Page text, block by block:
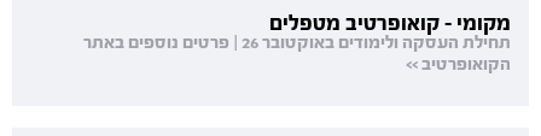
מקומי - קואופרטיב מטפלים
תחילת העסקה ולימודים באוקטובר 26 | פרטים נוספים באתר
הקואופרטיב >>